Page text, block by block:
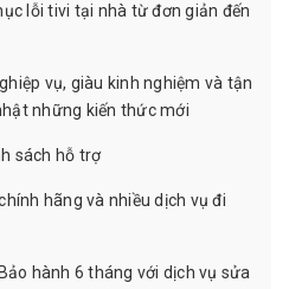
lỗi tivi tại nhà từ đơn giản đến
vụ, giàu kinh nghiệm và tận
những kiến thức mới
sách hỗ trợ
hãng và nhiều dịch vụ đi
hành 6 tháng với dịch vụ sửa